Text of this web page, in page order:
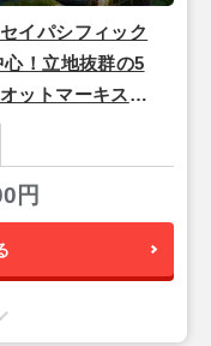
イパシフィック
！立地抜群の5
ットマーキスク
円